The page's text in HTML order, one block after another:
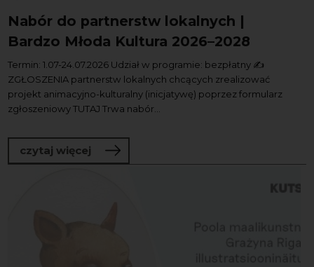
Nabór do partnerstw lokalnych |
Bardzo Młoda Kultura 2026–2028
Termin: 1.07-24.07.2026 Udział w programie: bezpłatny ✍️
ZGŁOSZENIA partnerstw lokalnych chcących zrealizować
projekt animacyjno-kulturalny (inicjatywę) poprzez formularz
zgłoszeniowy TUTAJ Trwa nabór...
czytaj więcej o Nabór do partnerstw lokalnych |